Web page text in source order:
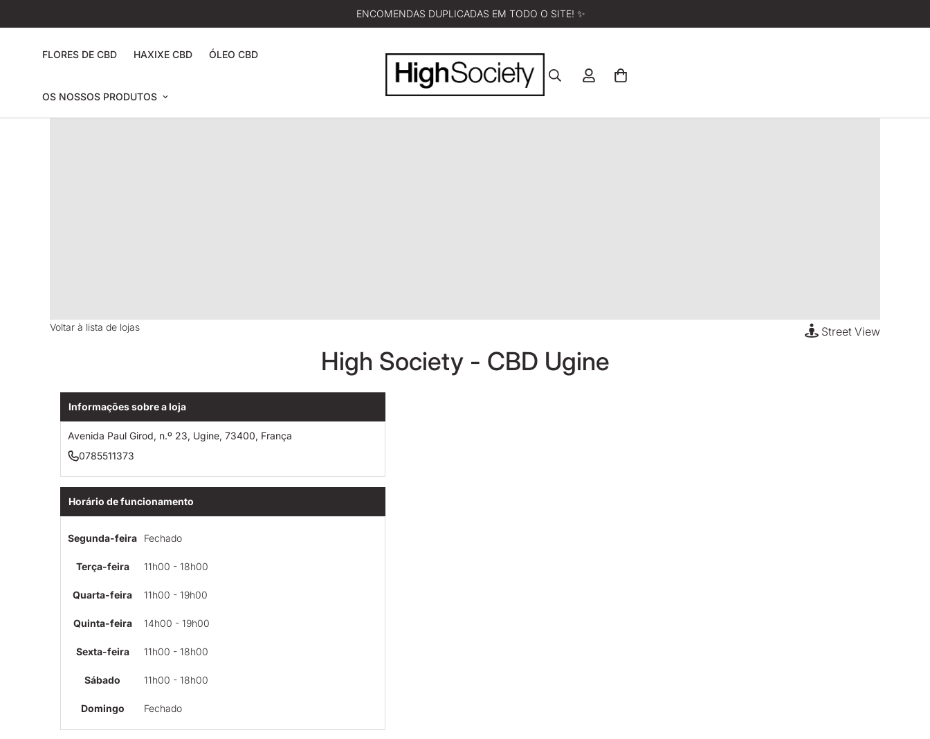
ENCOMENDAS DUPLICADAS EM TODO O SITE! ✨
FLORES DE CBD HAXIXE CBD ÓLEO CBD
OS NOSSOS PRODUTOS
Street View
Voltar à lista de lojas
High Society - CBD Ugine
Informações sobre a loja
Avenida Paul Girod, n.º 23, Ugine, 73400, França
0785511373
Horário de funcionamento
Segunda-feira Fechado
Terça-feira 11h00 - 18h00
Quarta-feira 11h00 - 19h00
Quinta-feira 14h00 - 19h00
Sexta-feira 11h00 - 18h00
Sábado 11h00 - 18h00
Domingo Fechado